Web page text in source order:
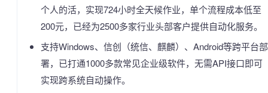
个人的活，实现724小时全天候作业，单个流程成本低至
200元，已经为2500多家行业头部客户提供自动化服务。
支持Windows、信创（统信、麒麟）、Android等跨平台部
署，已打通1000多款常见企业级软件，无需API接口即可
实现跨系统自动操作。